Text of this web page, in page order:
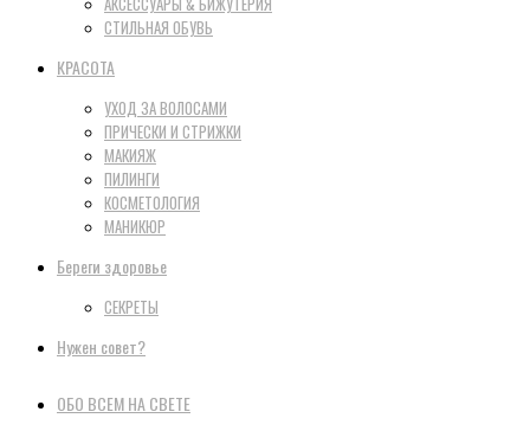
СТИЛЬНАЯ ОБУВЬ
КРАСОТА
УХОД ЗА ВОЛОСАМИ
ПРИЧЕСКИ И СТРИЖКИ
МАКИЯЖ
ПИЛИНГИ
КОСМЕТОЛОГИЯ
МАНИКЮР
Береги здоровье
СЕКРЕТЫ
Нужен совет?
ОБО ВСЕМ НА СВЕТЕ